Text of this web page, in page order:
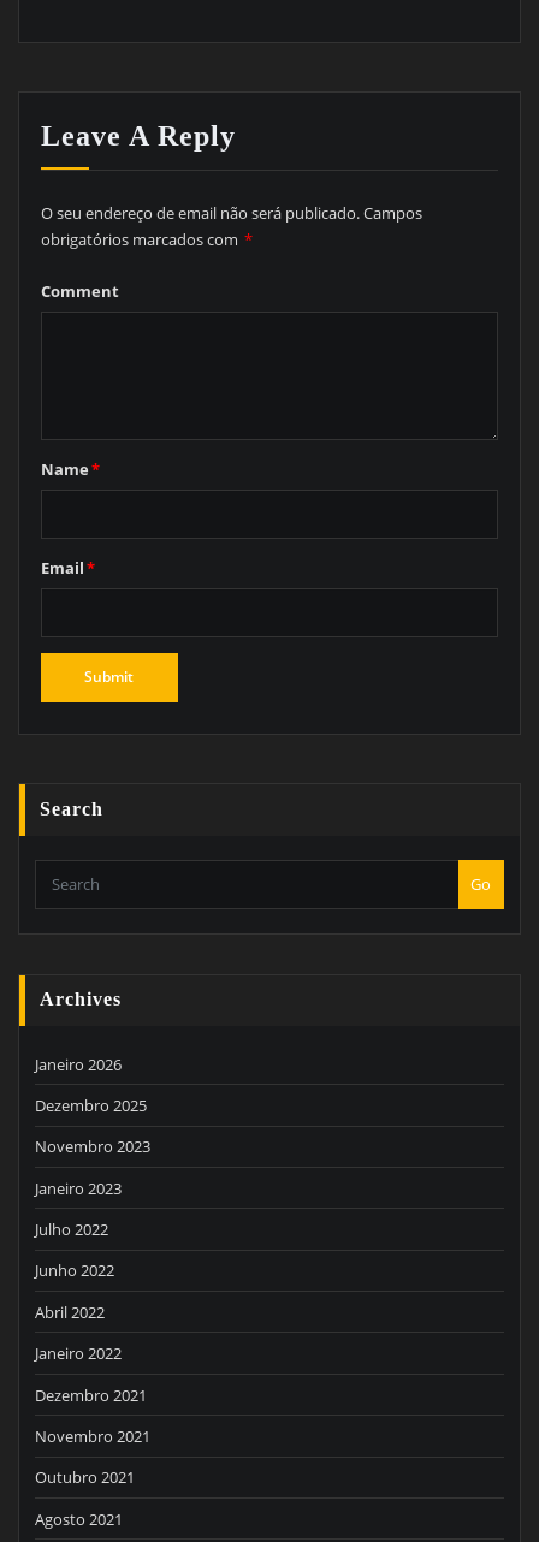
Leave A Reply
O seu endereço de email não será publicado.Campos
obrigatórios marcados com *
Comment
Name*
Email*
Search
Go
Archives
Janeiro 2026
Dezembro 2025
Novembro 2023
Janeiro 2023
Julho 2022
Junho 2022
Abril 2022
Janeiro 2022
Dezembro 2021
Novembro 2021
Outubro 2021
Agosto 2021